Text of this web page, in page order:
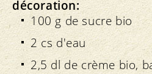
décoration:
100 g de sucre bio
2 cs d'eau
2,5 dl de crème bio,